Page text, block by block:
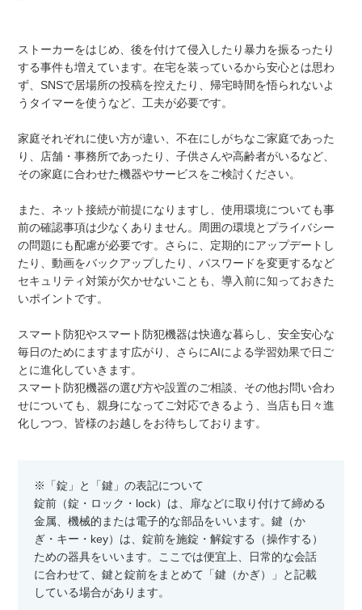
ストーカーをはじめ、後を付けて侵入したり暴力を振るったり
する事件も増えています。在宅を装っているから安心とは思わ
ず、SNSで居場所の投稿を控えたり、帰宅時間を悟られないよ
うタイマーを使うなど、工夫が必要です。
家庭それぞれに使い方が違い、不在にしがちなご家庭であった
り、店舗・事務所であったり、子供さんや高齢者がいるなど、
その家庭に合わせた機器やサービスをご検討ください。
また、ネット接続が前提になりますし、使用環境についても事
前の確認事項は少なくありません。周囲の環境とプライバシー
の問題にも配慮が必要です。さらに、定期的にアップデートし
たり、動画をバックアップしたり、パスワードを変更するなど
セキュリティ対策が欠かせないことも、導入前に知っておきた
いポイントです。
スマート防犯やスマート防犯機器は快適な暮らし、安全安心な
毎日のためにますます広がり、さらにAIによる学習効果で日ご
とに進化していきます。
スマート防犯機器の選び方や設置のご相談、その他お問い合わ
せについても、親身になってご対応できるよう、当店も日々進
化しつつ、皆様のお越しをお待ちしております。
※「錠」と「鍵」の表記について
錠前（錠・ロック・lock）は、扉などに取り付けて締める
金属、機械的または電子的な部品をいいます。鍵（か
ぎ・キー・key）は、錠前を施錠・解錠する（操作する）
ための器具をいいます。ここでは便宜上、日常的な会話
に合わせて、鍵と錠前をまとめて「鍵（かぎ）」と記載
している場合があります。